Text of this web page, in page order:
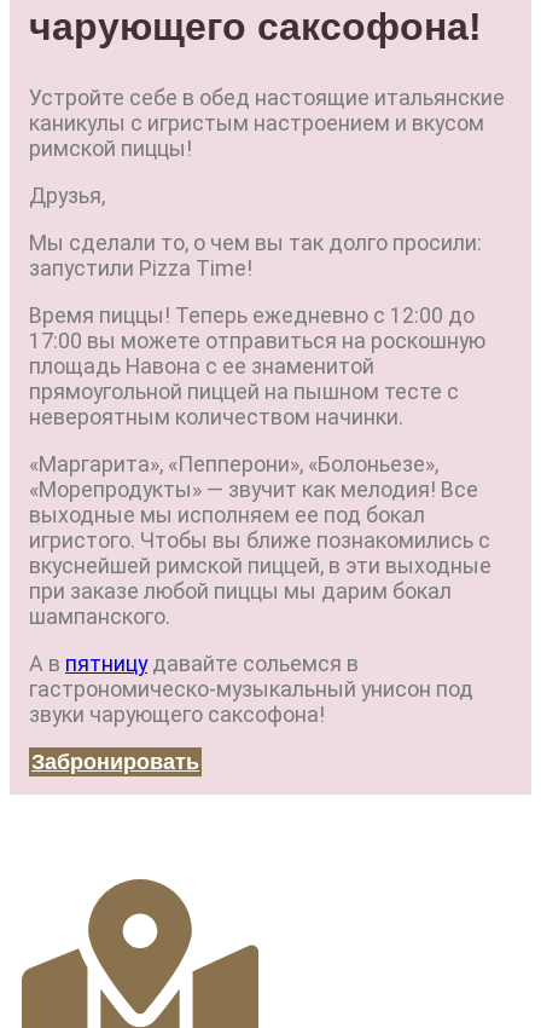
чарующего саксофона!
Устройте себе в обед настоящие итальянские
каникулы с игристым настроением и вкусом
римской пиццы!
Друзья,
Мы сделали то, о чем вы так долго просили:
запустили Pizza Time!
Время пиццы! Теперь ежедневно с 12:00 до
17:00 вы можете отправиться на роскошную
площадь Навона с ее знаменитой
прямоугольной пиццей на пышном тесте с
невероятным количеством начинки.
«Маргарита», «Пепперони», «Болоньезе»,
«Морепродукты» — звучит как мелодия! Все
выходные мы исполняем ее под бокал
игристого. Чтобы вы ближе познакомились с
вкуснейшей римской пиццей, в эти выходные
при заказе любой пиццы мы дарим бокал
шампанского.
А в пятницудавайте сольемся в
гастрономическо-музыкальный унисон под
звуки чарующего саксофона!
Забронировать